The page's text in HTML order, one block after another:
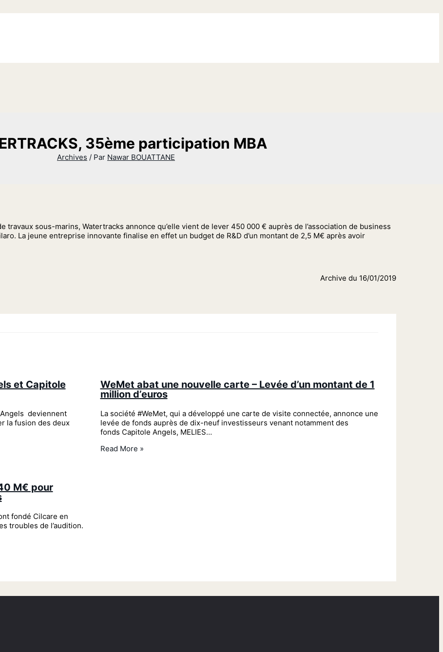
35ème participation MBA
Archives / Par Nawar BOUATTANE
travaux sous-marins, Watertracks annonce qu’elle vient de lever 450 000 € auprès de l’association de business
La jeune entreprise innovante finalise en effet un budget de R&D d’un montant de 2,5 M€ après avoir
Archive du 16/01/2019
et Capitole
deviennent
la fusion des deux
WeMet abat une nouvelle carte – Levée d’un montant de 1
million d’euros
La société #WeMet, qui a développé une carte de visite connectée, annonce une
levée de fonds auprès de dix-neuf investisseurs venant notamment des
fonds Capitole Angels, MELIES…
Read More »
M€ pour
fondé Cilcare en
troubles de l’audition.